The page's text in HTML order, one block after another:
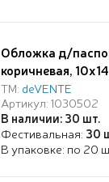
Обложка д/
коричневая,
поролон,
отделения для
европодвесом,
ТМ: deVENTE
Артикул: 1030502
В наличии: 30 шт.
Фестивальная: 30
В упаковке: по 20